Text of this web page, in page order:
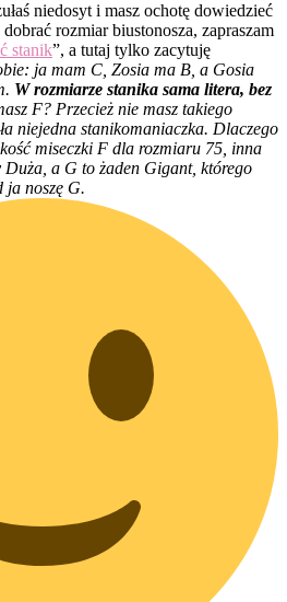
niedosyt i masz ochotę dowiedzieć
rozmiar biustonosza, zapraszam
stanik”, a tutaj tylko zacytuję
ja mam C, Zosia ma B, a Gosia
W rozmiarze stanika sama litera, bez
F? Przecież nie masz takiego
niejedna stanikomaniaczka. Dlaczego
miseczki F dla rozmiaru 75, inna
a G to żaden Gigant, którego
ja noszę G.